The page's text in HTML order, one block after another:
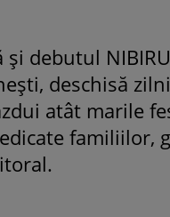
și debutul
deschisă
atât marile
familiilor,